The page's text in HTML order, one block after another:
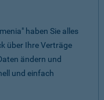
haben Sie alles
über Ihre Verträge
ändern und
und einfach